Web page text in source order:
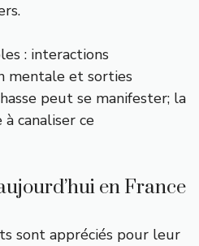
: interactions
mentale et sorties
peut se manifester; la
canaliser ce
en France
sont appréciés pour leur